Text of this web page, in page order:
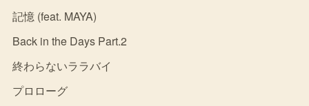
記憶 (feat. MAYA)
Back in the Days Part.2
終わらないララバイ
プロローグ